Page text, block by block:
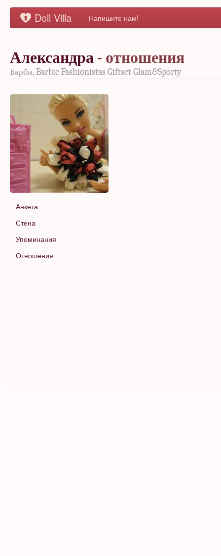
Doll Villa Напишите нам!
Александра - отношения
Барби, Barbie Fashionistas Giftset Glam&Sporty
Анкета
Стена
Упоминания
Отношения